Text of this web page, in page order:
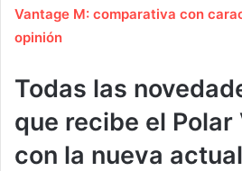
Vantage M: comparativa con
opinión
Todas las
que recibe el Polar
con la nueva